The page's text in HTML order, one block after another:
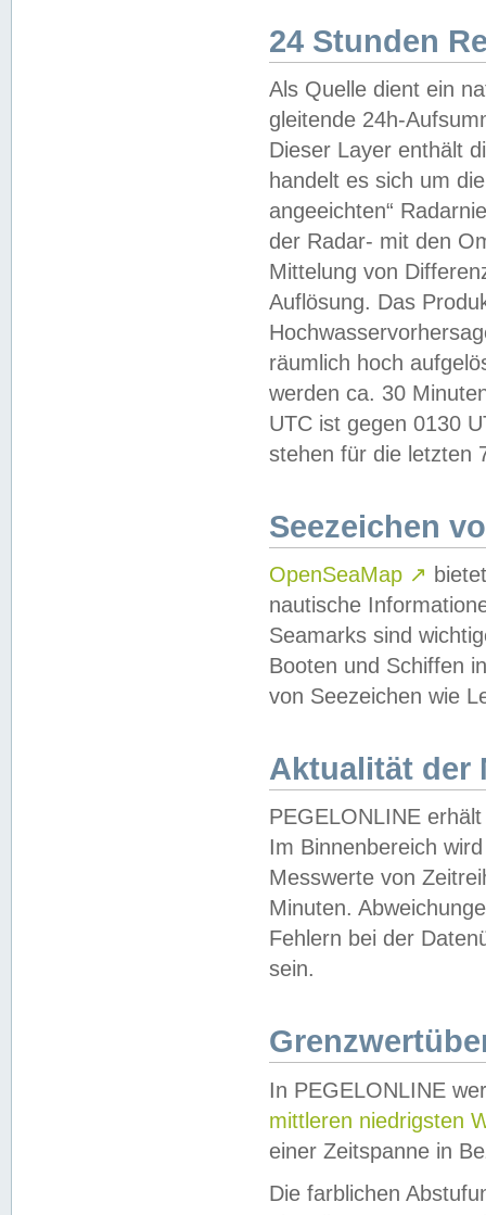
24 Stunden
Als Quelle dient ein
gleitende 24h-
Dieser Layer enthält
handelt es sich um
angeeichten“
der Radar- mit den
Mittelung von
Auflösung. Das
räumlich hoch
werden ca. 30
UTC ist gegen 0130
stehen für die letzten
Seezeichen
OpenSeaMap ↗
nautische
Seamarks sind
Booten und Schiffen
von Seezeichen wie
Aktualität der
PEGELONLINE
Im Binnenbereich
Messwerte von
Minuten.
Fehlern bei der
sein.
In PEGELONLINE
mittleren niedrigsten
einer Zeitspanne in
Die farblichen